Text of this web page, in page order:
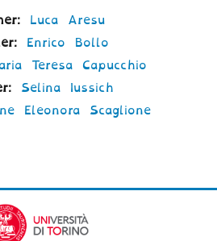
Luca Aresu
Enrico Bollo
Teresa Capucchio
Selina Iussich
Eleonora Scaglione